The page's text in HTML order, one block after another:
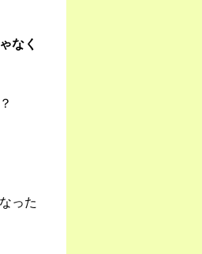
なく
った